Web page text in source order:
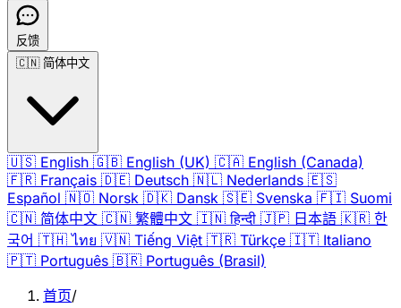
反馈
🇨🇳 简体中文
🇺🇸 English 🇬🇧 English (UK) 🇨🇦 English (Canada)
🇫🇷 Français 🇩🇪 Deutsch 🇳🇱 Nederlands 🇪🇸
Español 🇳🇴 Norsk 🇩🇰 Dansk 🇸🇪 Svenska 🇫🇮 Suomi
🇨🇳 简体中文 🇨🇳 繁體中文 🇮🇳 हिन्दी 🇯🇵 日本語 🇰🇷 한
국어 🇹🇭 ไทย 🇻🇳 Tiếng Việt 🇹🇷 Türkçe 🇮🇹 Italiano
🇵🇹 Português 🇧🇷 Português (Brasil)
首页/